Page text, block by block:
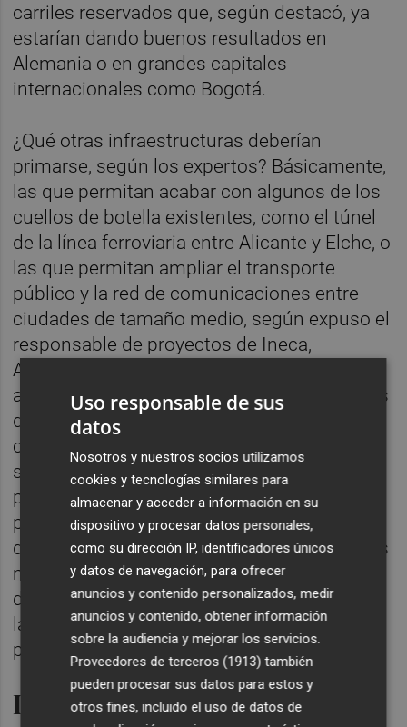
carriles reservados que, según destacó, ya
estarían dando buenos resultados en
Alemania o en grandes capitales
internacionales como Bogotá.
¿Qué otras infraestructuras deberían
primarse, según los expertos? Básicamente,
las que permitan acabar con algunos de los
cuellos de botella existentes, como el túnel
de la línea ferroviaria entre Alicante y Elche, o
las que permitan ampliar el transporte
público y la red de comunicaciones entre
ciudades de tamaño medio, según expuso el
responsable de proyectos de Ineca,
Armando Ortuño. En este sentido, también
abogó por el desarrollo de otras actuaciones
de colaboración público-privada como la
construcción de los denominados puertos
secos -entre los que enumeró los
pretendidos en Villena o Novelda- que
permitirán crear nodos logísticos desde los
que se canalizará la distribución radial de las
mercancías al resto del territorio, al margen
de otros epicentros fundamentales, como
las estaciones intermodales previstas en
puertos como el de Alicante.
Inversión, no coste
Uso responsable de sus
datos
Nosotros y nuestros socios utilizamos
cookies y tecnologías similares para
almacenar y acceder a información en su
dispositivo y procesar datos personales,
como su dirección IP, identificadores únicos
y datos de navegación, para ofrecer
anuncios y contenido personalizados, medir
anuncios y contenido, obtener información
sobre la audiencia y mejorar los servicios.
Proveedores de terceros (1913) también
pueden procesar sus datos para estos y
otros fines, incluido el uso de datos de